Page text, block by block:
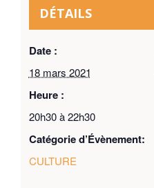
DÉTAILS
Date :
18 mars 2021
Heure :
20h30 à 22h30
Catégorie d’Évènement:
CULTURE